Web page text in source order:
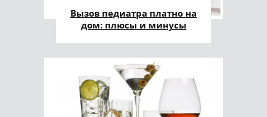
Вызов педиатра платно на
дом: плюсы и минусы